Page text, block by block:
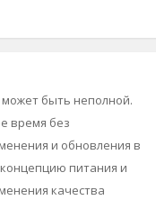
быть неполной.
время без
и обновления в
питания и
качества